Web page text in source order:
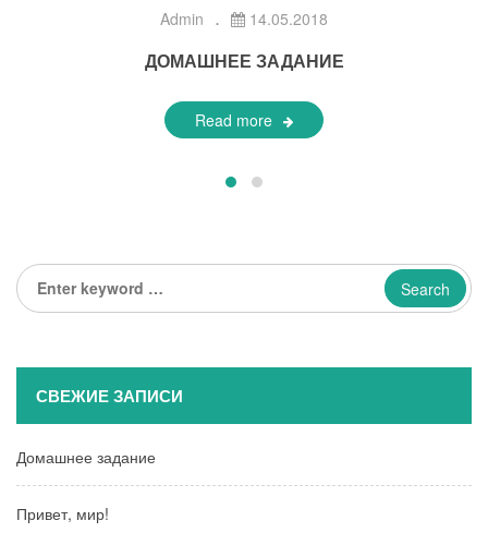
Admin 14.05.2018
ДОМАШНЕЕ ЗАДАНИЕ
Read more
Enter
keyword
СВЕЖИЕ ЗАПИСИ
Домашнее задание
Привет, мир!